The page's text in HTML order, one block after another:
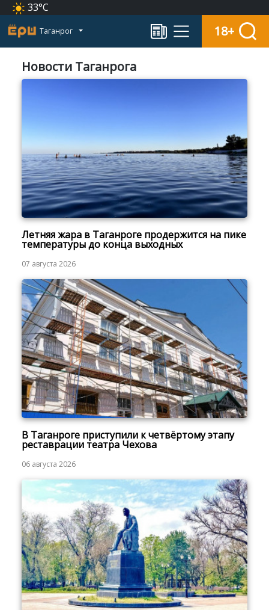
33°C
Таганрог 18+
Новости Таганрога
Летняя жара в Таганроге продержится на пике
температуры до конца выходных
07 августа 2026
В Таганроге приступили к четвёртому этапу
реставрации театра Чехова
06 августа 2026